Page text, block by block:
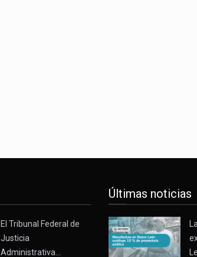
El Tribunal Federal de
Justicia
Administrativa…
Últimas noticias